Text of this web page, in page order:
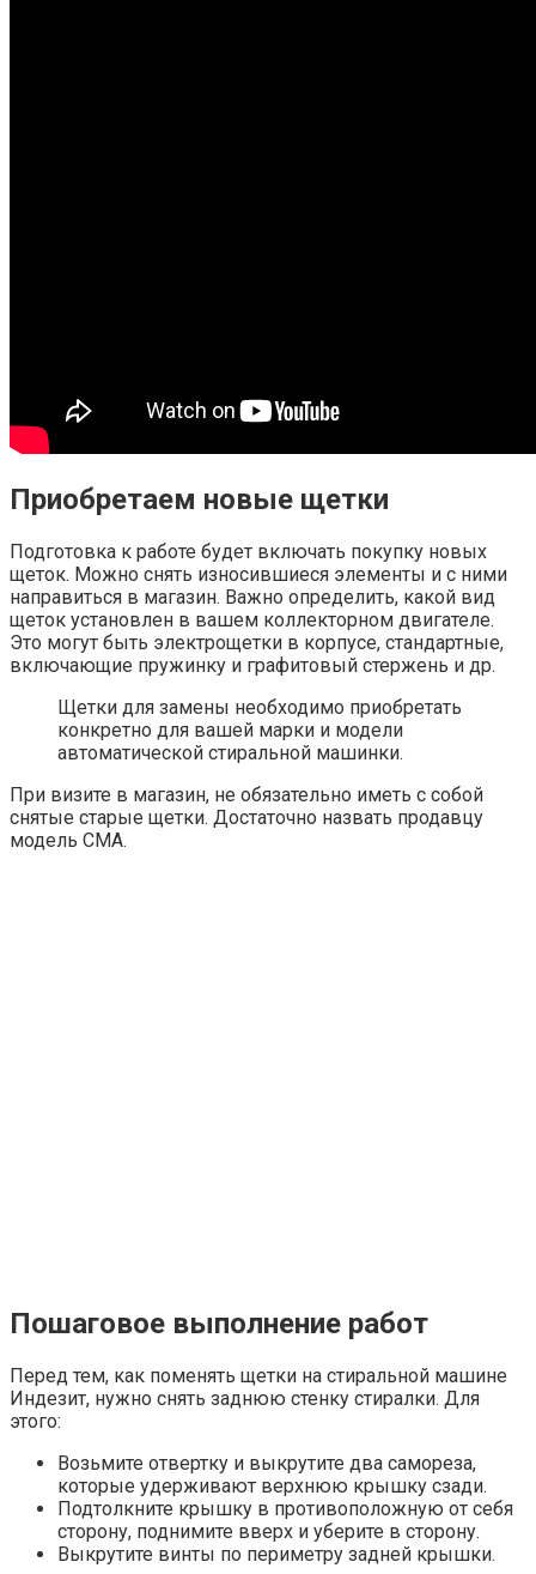
Приобретаем новые щетки
Подготовка к работе будет включать покупку новых
щеток. Можно снять износившиеся элементы и с ними
направиться в магазин. Важно определить, какой вид
щеток установлен в вашем коллекторном двигателе.
Это могут быть электрощетки в корпусе, стандартные,
включающие пружинку и графитовый стержень и др.
Щетки для замены необходимо приобретать
конкретно для вашей марки и модели
автоматической стиральной машинки.
При визите в магазин, не обязательно иметь с собой
снятые старые щетки. Достаточно назвать продавцу
модель СМА.
Пошаговое выполнение работ
Перед тем, как поменять щетки на стиральной машине
Индезит, нужно снять заднюю стенку стиралки. Для
этого:
Возьмите отвертку и выкрутите два самореза,
которые удерживают верхнюю крышку сзади.
Подтолкните крышку в противоположную от себя
сторону, поднимите вверх и уберите в сторону.
Выкрутите винты по периметру задней крышки.